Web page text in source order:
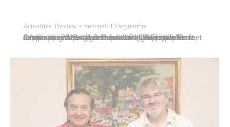
Actualités, Preview mercredi 13 septembre
Les pompiers des casernes de Papeete et de Faa’a ont passé une partie de l’après-midi du mardi 12 septembre 2023 à l’hôtel de ville de Papeete pour le dernier jour d’un stage de formation au déploiement et à l’utilisation de la grande échelle organisé par le Centre de gestion et de formation (CGF) qui s’est…